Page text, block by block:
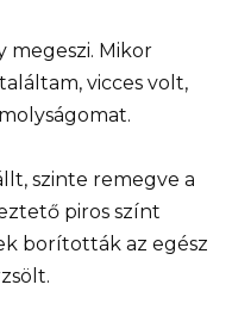
Mikor
vicces volt,
szinte remegve a
piros színt
borították az egész